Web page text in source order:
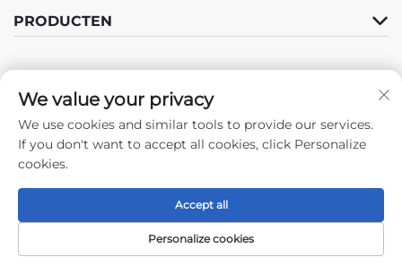
PRODUCTEN
Volg ons
Copyright © 2024 by Xiamen Tongchengjianhui Industry & Trade Co.,
Ltd. -Privacybeleid
We value your privacy
We use cookies and similar tools to provide our services.
If you don't want to accept all cookies, click Personalize
cookies.
Personalize cookies
Accept all